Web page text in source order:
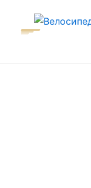
содержимому